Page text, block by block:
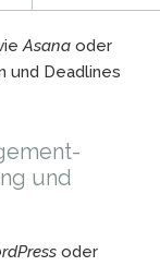
Asana oder
und Deadlines
und
oder